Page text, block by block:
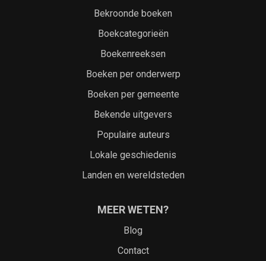
Bekroonde boeken
Boekcategorieën
Boekenreeksen
Boeken per onderwerp
Boeken per gemeente
Bekende uitgevers
Populaire auteurs
Lokale geschiedenis
Landen en wereldsteden
MEER WETEN?
Blog
Contact